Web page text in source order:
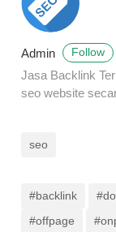
Admin Follow
Jasa Backlink
seo website
seo
#backlink
#offpage